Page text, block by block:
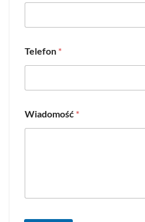
Telefon *
Wiadomość *